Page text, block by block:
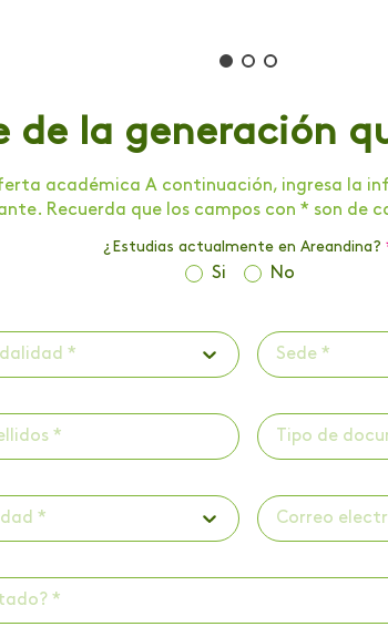
de la generación
académica A continuación, ingresa la
Recuerda que los campos con * son de
¿Estudias actualmente en Areandina?
Si No
* Sede *
Tipo de
*
*